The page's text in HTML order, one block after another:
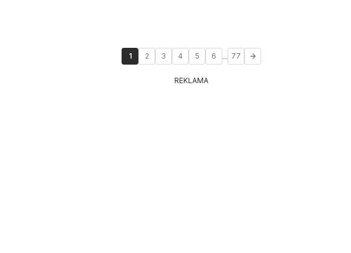
1 2 3 4 5 6 ... 77
REKLAMA